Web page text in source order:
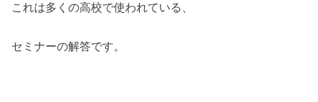
これは多くの高校で使われている、
セミナーの解答です。